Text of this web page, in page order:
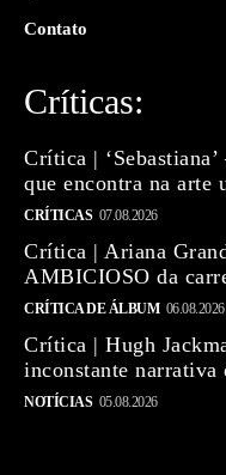
Contato
Críticas:
Crítica |
que encontra na arte
CRÍTICAS 07.08.2026
Crítica | Ariana
AMBICIOSO da
CRÍTICA DE ÁLBUM 06.08.2026
Crítica | Hugh
inconstante narrativa
NOTÍCIAS 05.08.2026